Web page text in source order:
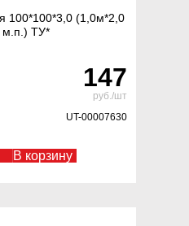
100*100*3,0 (1,0м*2,0
м.п.) ТУ*
147
руб./шт
UT-00007630
В корзину